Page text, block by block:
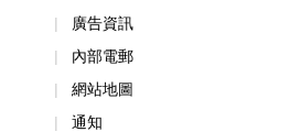
廣告資訊
內部電郵
網站地圖
通知